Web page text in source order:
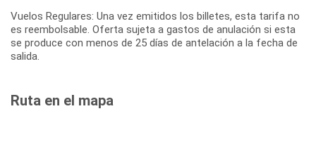
Vuelos Regulares: Una vez emitidos los billetes, esta tarifa no
es reembolsable. Oferta sujeta a gastos de anulación si esta
se produce con menos de 25 días de antelación a la fecha de
salida.
Ruta en el mapa